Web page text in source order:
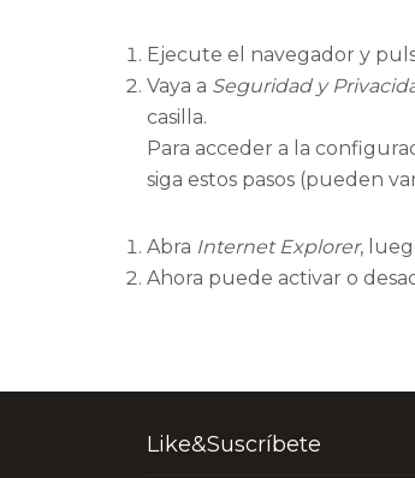
Ejecute el navegador y
Vaya a Seguridad y
casilla.
Para acceder a la
siga estos pasos (pueden
Abra Internet Explorer,
Ahora puede activar o
Like&Suscríbete